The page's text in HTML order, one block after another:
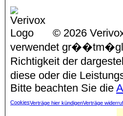
© 2026
verwendet
Richtigkeit der
diese oder die
Bitte beachten Sie die
CookiesVerträge hier kündigenVerträge